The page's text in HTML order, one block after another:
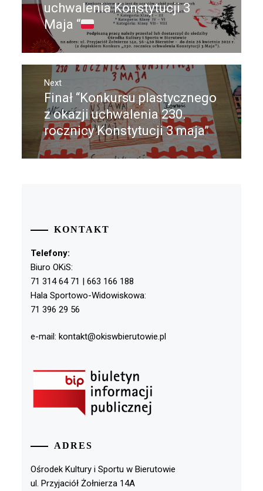
uchwalenia Konstytucji 3
Maja “
Next
Next
post:
Finał “Konkursu plastycznego
z okazji uchwalenia 230.
rocznicy Konstytucji 3 maja”
KONTAKT
Telefony:
Biuro OKiS:
71 314 64 71 | 663 166 188
Hala Sportowo-Widowiskowa:
71 396 29 56
e-mail: kontakt@okiswbierutowie.pl
ADRES
Ośrodek Kultury i Sportu w Bierutowie
ul. Przyjaciół Żołnierza 14A